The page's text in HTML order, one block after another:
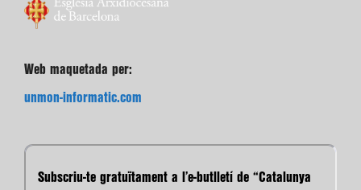
Web maquetada per:
unmon-informatic.com
Subscriu-te gratuïtament a l’e-butlletí de “Catalunya